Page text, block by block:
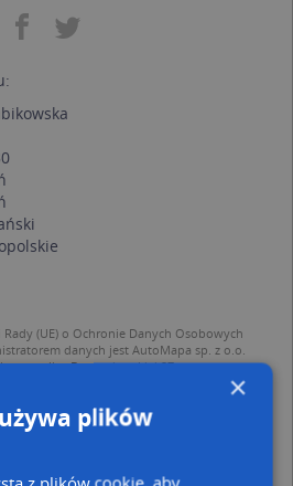
(UE) o Ochronie Danych Osobowych
danych jest AutoMapa sp. z o.o.
przy ulicy Domaniewskiej 37.
w celu:
oraz publikacji w wyszukiwarce firm i na
partnerom biznesowym operatora (art.
×
plików
z plików cookie, aby